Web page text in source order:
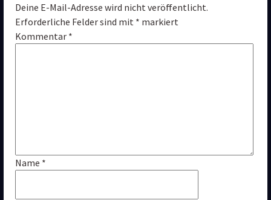
Deine E-Mail-Adresse wird nicht veröffentlicht.
Erforderliche Felder sind mit * markiert
Kommentar *
Name *